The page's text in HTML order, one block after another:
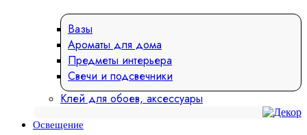
Вазы
Ароматы для дома
Предметы интерьера
Свечи и подсвечники
Клей для обоев, аксессуары
Освещение